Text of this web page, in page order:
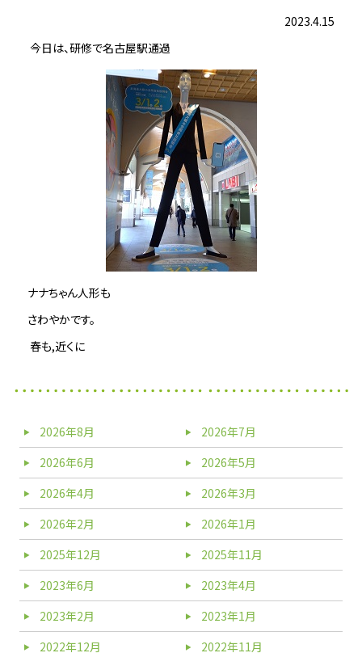
2023.4.15
今日は、研修で名古屋駅通過
ナナちゃん人形も
さわやかです。
春も,近くに
2026年8月
2026年7月
2026年6月
2026年5月
2026年4月
2026年3月
2026年2月
2026年1月
2025年12月
2025年11月
2023年6月
2023年4月
2023年2月
2023年1月
2022年12月
2022年11月